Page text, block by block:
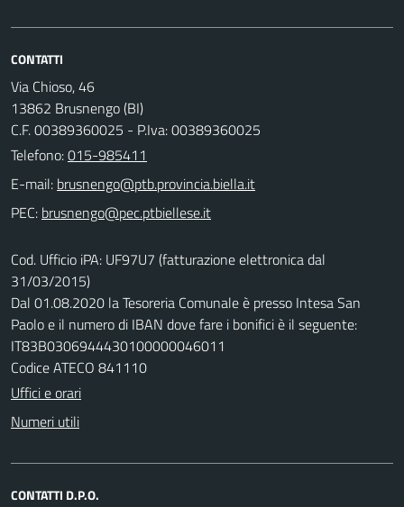
CONTATTI
Via Chioso, 46
13862 Brusnengo (BI)
C.F. 00389360025 - P.Iva: 00389360025
Telefono:015-985411
E-mail:
PEC:
Cod. Ufficio iPA: UF97U7 (fatturazione elettronica dal
31/03/2015)
Dal 01.08.2020 la Tesoreria Comunale è presso Intesa San
Paolo e il numero di IBAN dove fare i bonifici è il seguente:
IT83B0306944430100000046011
Codice ATECO 841110
Uffici e orari
Numeri utili
CONTATTI D.P.O.